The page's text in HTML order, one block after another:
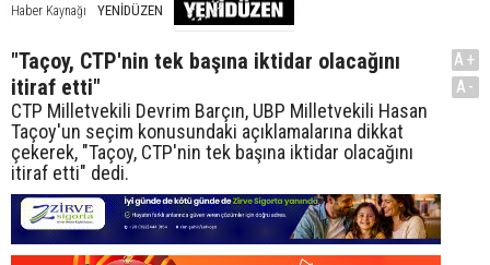
Haber Kaynağı YENİDÜZEN
"Taçoy, CTP'nin tek başına iktidar olacağını
itiraf etti"
CTP Milletvekili Devrim Barçın, UBP Milletvekili Hasan
Taçoy'un seçim konusundaki açıklamalarına dikkat
çekerek, "Taçoy, CTP'nin tek başına iktidar olacağını
itiraf etti" dedi.
A+
A-